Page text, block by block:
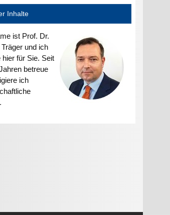
Inhalte
ist Prof. Dr.
und ich
hier für Sie. Seit
betreue
ich